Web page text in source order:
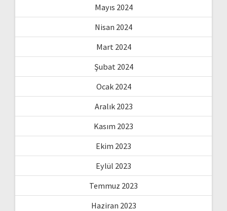
Mayıs 2024
Nisan 2024
Mart 2024
Şubat 2024
Ocak 2024
Aralık 2023
Kasım 2023
Ekim 2023
Eylül 2023
Temmuz 2023
Haziran 2023